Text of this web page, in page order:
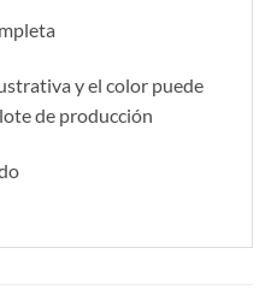
y el color puede
de producción